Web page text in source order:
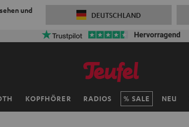
und
DEUTSCHLAND
KOPFHÖRER RADIOS SALE NEU